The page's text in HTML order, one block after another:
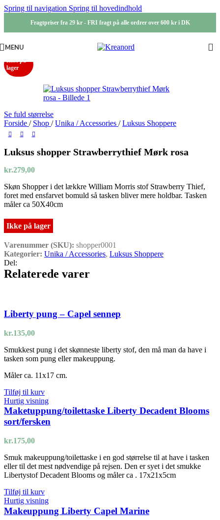
Spring til navigation Spring til hovedindhold
Fragtpriser fra 29 kr - FRI fragt på alle ordrer over 600 kr i DK
MENU
Ikke på
lager
Se fuld størrelse
Forside / Shop / Unika / Accessories / Luksus Shoppere
Luksus shopper Strawberrythief Mørk rosa
kr.279,00
Skøn Shopper i det lækkre William Morris stof Strawberry Thief,
foret med ensfarvet bomuld så tasken bliver mere holdbar. Tasken
måler ca 50X40cm
Ikke på lager
Varenummer (SKU): shopper0001
Kategorier: Unika / Accessories, Luksus Shoppere
Del:
Relaterede varer
Liberty pung – Capel sennep
kr.135,00
Smukkest pung i det skønneste liberty stof, den må man da have i
tasken som pung eller makeuppung.
Måler ca. 11x17 cm.
Tilføj til kurv
Hurtig visning
Maketuppung/toilettaske Liberty Decadent Blooms
sort/fersken
kr.175,00
Smuk makeuppung/toilettaske i en god størrelse til at have i tasken
eller til det mest nødvendige på rejsen. Den er syet i det smukke
Libertystof Decadent Blooms og måler ca . 17x21x5cm
Tilføj til kurv
Hurtig visning
Makeuppung Liberty Capel Marine